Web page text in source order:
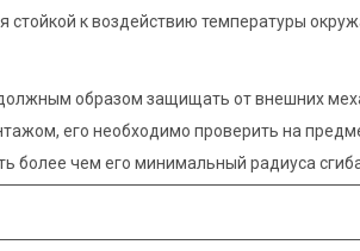
стойкой к воздействию температуры
образом защищать от внешних
его необходимо проверить на
более чем его минимальный радиуса